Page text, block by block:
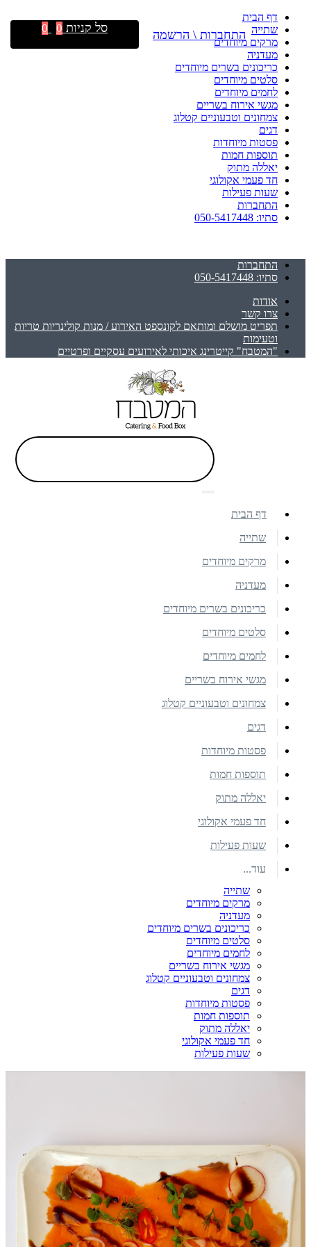
דף הבית
שתייה
מרקים מיוחדים
מעדניה
כריכונים בשרים מיוחדים
סלטים מיוחדים
לחמים מיוחדים
מגשי אירוח בשריים
צמחונים וטבעוניים קטלוג
דגים
פסטות מיוחדות
תוספות חמות
יאללה מתוק
חד פעמי אקולוגי
שעות פעילות
התחברות
סתיו: 050-5417448
התחברות
סתיו: 050-5417448
אודות
צרו קשר
תפריט מושלם ומותאם לקונספט האירוע / מנות קולינריות טריות
וטעימות
"המטבח" קייטרינג איכותי לאירועים עסקיים ופרטיים
התחברות \ הרשמה סל קניות 0
0
דף הבית
שתייה
מרקים מיוחדים
מעדניה
כריכונים בשרים מיוחדים
סלטים מיוחדים
לחמים מיוחדים
מגשי אירוח בשריים
צמחונים וטבעוניים קטלוג
דגים
פסטות מיוחדות
תוספות חמות
יאללה מתוק
חד פעמי אקולוגי
שעות פעילות
עוד...
שתייה
מרקים מיוחדים
מעדניה
כריכונים בשרים מיוחדים
סלטים מיוחדים
לחמים מיוחדים
מגשי אירוח בשריים
צמחונים וטבעוניים קטלוג
דגים
פסטות מיוחדות
תוספות חמות
יאללה מתוק
חד פעמי אקולוגי
שעות פעילות